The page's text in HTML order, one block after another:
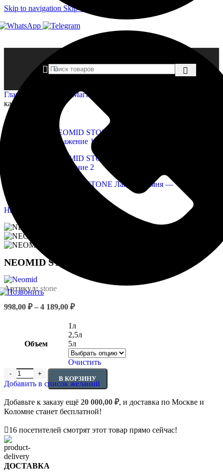
Skip to navigation Skip to main content
Главная страница Магазин
камня
Нажмите, чтобы увеличить
NEOMID STONE Лак для камня
Артикул: stone
998,00 ₽ – 4 189,00 ₽Диапазон
998,00 ₽
–
4
189,00 ₽
Объем
1л
2,5л
5л
Очистить
Количество товара NEOMID STONE Лак для камня
В КОРЗИНУ
Добавить в список желаний
Добавьте к заказу ещё 20 000,00 ₽, и доставка по Москве и
Коломне станет бесплатной!
16 посетителей смотрят этот товар прямо сейчас!
ДОСТАВКА